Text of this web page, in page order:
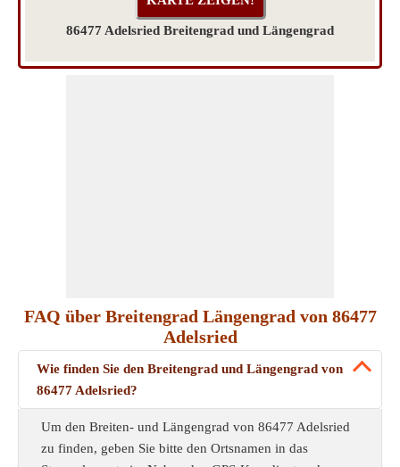
86477 Adelsried Breitengrad und Längengrad
FAQ über Breitengrad Längengrad von 86477
Adelsried
Wie finden Sie den Breitengrad und Längengrad von
86477 Adelsried?
Um den Breiten- und Längengrad von 86477 Adelsried
zu finden, geben Sie bitte den Ortsnamen in das